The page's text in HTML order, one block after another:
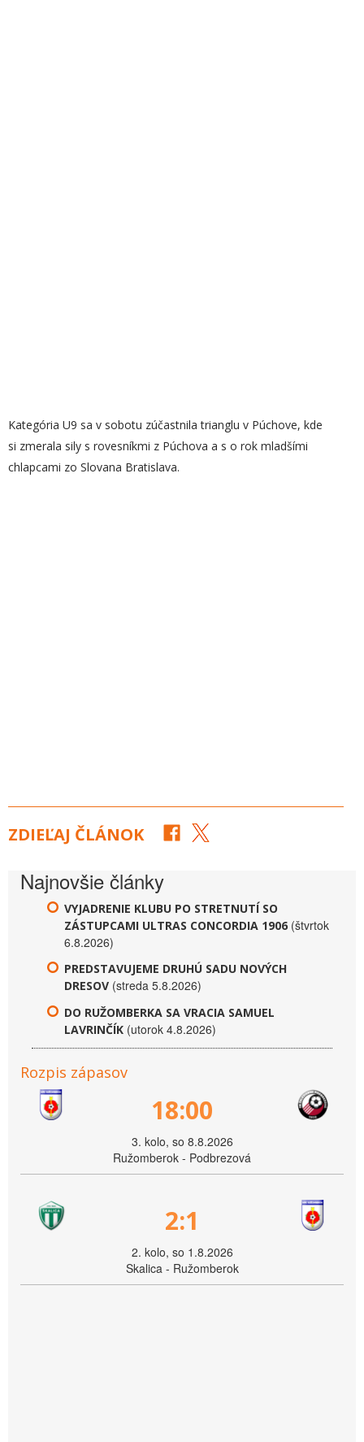
Kategória U9 sa v sobotu zúčastnila trianglu v Púchove, kde
si zmerala sily s rovesníkmi z Púchova a s o rok mladšími
chlapcami zo Slovana Bratislava.
ZDIEĽAJ ČLÁNOK
Najnovšie články
VYJADRENIE KLUBU PO STRETNUTÍ SO
ZÁSTUPCAMI ULTRAS CONCORDIA 1906 (štvrtok
6.8.2026)
PREDSTAVUJEME DRUHÚ SADU NOVÝCH
DRESOV (streda 5.8.2026)
DO RUŽOMBERKA SA VRACIA SAMUEL
LAVRINČÍK (utorok 4.8.2026)
Rozpis zápasov
18:00
3. kolo, so 8.8.2026
Ružomberok - Podbrezová
2:1
2. kolo, so 1.8.2026
Skalica - Ružomberok